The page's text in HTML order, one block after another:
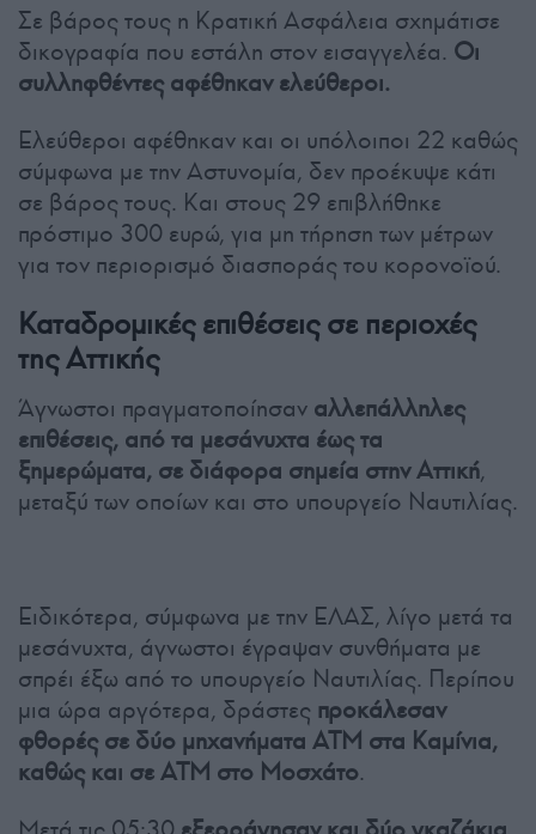
Σε βάρος τους η Κρατική Ασφάλεια σχημάτισε
δικογραφία που εστάλη στον εισαγγελέα. Οι
συλληφθέντες αφέθηκαν ελεύθεροι.
Ελεύθεροι αφέθηκαν και οι υπόλοιποι 22 καθώς
σύμφωνα με την Αστυνομία, δεν προέκυψε κάτι
σε βάρος τους. Και στους 29 επιβλήθηκε
πρόστιμο 300 ευρώ, για μη τήρηση των μέτρων
για τον περιορισμό διασποράς του κορονοϊού.
Καταδρομικές επιθέσεις σε περιοχές
της Αττικής
Άγνωστοι πραγματοποίησαν αλλεπάλληλες
επιθέσεις, από τα μεσάνυχτα έως τα
ξημερώματα, σε διάφορα σημεία στην Αττική,
μεταξύ των οποίων και στο υπουργείο Ναυτιλίας.
Ειδικότερα, σύμφωνα με την ΕΛΑΣ, λίγο μετά τα
μεσάνυχτα, άγνωστοι έγραψαν συνθήματα με
σπρέι έξω από το υπουργείο Ναυτιλίας. Περίπου
μια ώρα αργότερα, δράστες προκάλεσαν
φθορές σε δύο μηχανήματα ΑΤΜ στα Καμίνια,
καθώς και σε ΑΤΜ στο Μοσχάτο.